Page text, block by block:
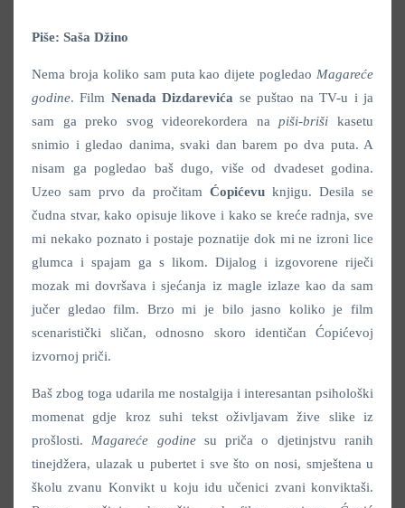
Piše: Saša Džino
Nema broja koliko sam puta kao dijete pogledao Magareće
godine. Film Nenada Dizdarevića se puštao na TV-u i ja
sam ga preko svog videorekordera napiši-briši kasetu
snimio i gledao danima, svaki dan barem po dva puta. A
nisam ga pogledao baš dugo, više od dvadeset godina.
Uzeo sam prvo da pročitam Ćopićevu knjigu. Desila se
čudna stvar, kako opisuje likove i kako se kreće radnja, sve
mi nekako poznato i postaje poznatije dok mi ne izroni lice
glumca i spajam ga s likom. Dijalog i izgovorene riječi
mozak mi dovršava i sjećanja iz magle izlaze kao da sam
jučer gledao film. Brzo mi je bilo jasno koliko je film
scenaristički sličan, odnosno skoro identičan Ćopićevoj
izvornoj priči.
Baš zbog toga udarila me nostalgija i interesantan psihološki
momenat gdje kroz suhi tekst oživljavam žive slike iz
prošlosti. Magareće godinesu priča o djetinjstvu ranih
tinejdžera, ulazak u pubertet i sve što on nosi, smještena u
školu zvanu Konvikt u koju idu učenici zvani konviktaši.